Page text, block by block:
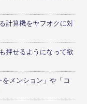
計算機をヤフオクに対
押せるようになって欲
メンション」や「コ